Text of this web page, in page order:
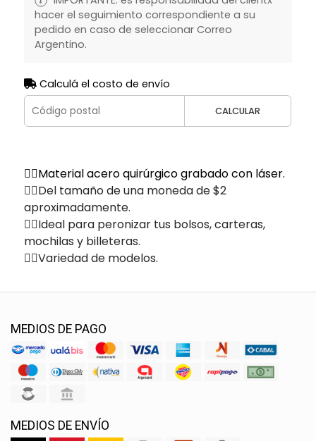
hacer el seguimiento correspondiente a su
pedido en caso de seleccionar Correo
Argentino.
Calculá el costo de envío
CALCULAR
✌🏽Material acero quirúrgico grabado con láser.
✌🏽Del tamaño de una moneda de $2
aproximadamente.
✌🏽Ideal para peronizar tus bolsos, carteras,
mochilas y billeteras.
✌🏽Variedad de modelos.
MEDIOS DE PAGO
MEDIOS DE ENVÍO